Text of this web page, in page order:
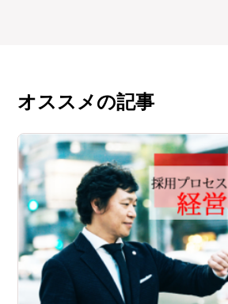
オススメの記事